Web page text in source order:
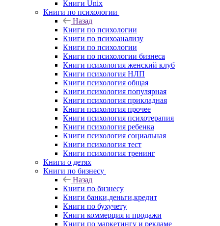
Книги Unix
Книги по психологии
Назад
Книги по психологии
Книги по психоанализу
Книги по психологии
Книги по психологии бизнеса
Книги психология женский клуб
Книги психология НЛП
Книги психология общая
Книги психология популярная
Книги психология прикладная
Книги психология прочее
Книги психология психотерапия
Книги психология ребенка
Книги психология социальная
Книги психология тест
Книги психология тренинг
Книги о детях
Книги по бизнесу
Назад
Книги по бизнесу
Книги банки,деньги,кредит
Книги по бухучету
Книги коммерция и продажи
Книги по маркетингу и рекламе